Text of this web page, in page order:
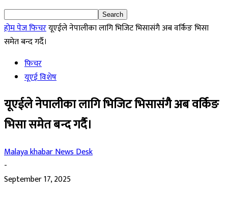
होम पेजफिचरयूएईले नेपालीका लागि भिजिट भिसासंगै अब वर्किङ भिसा
समेत बन्द गर्दै।
फिचर
यूएई विशेष
यूएईले नेपालीका लागि भिजिट भिसासंगै अब वर्किङ
भिसा समेत बन्द गर्दै।
Malaya khabar News Desk
-
September 17, 2025